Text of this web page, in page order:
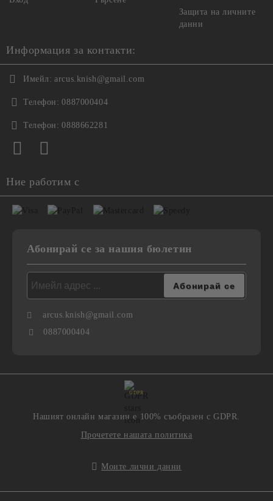
Защита на личните
данни
Информация за контакти:
Имейл: arcus.knish@gmail.com
Телефон: 0887000404
Телефон: 0888662281
Ние работим с
Абонирай се за нашия бюлетин
arcus.knish@gmail.com
0887000404
GDPR
Нашият онлайн магазин е 100% съобразен с GDPR.
Прочетете нашата политика
Моите лични данни